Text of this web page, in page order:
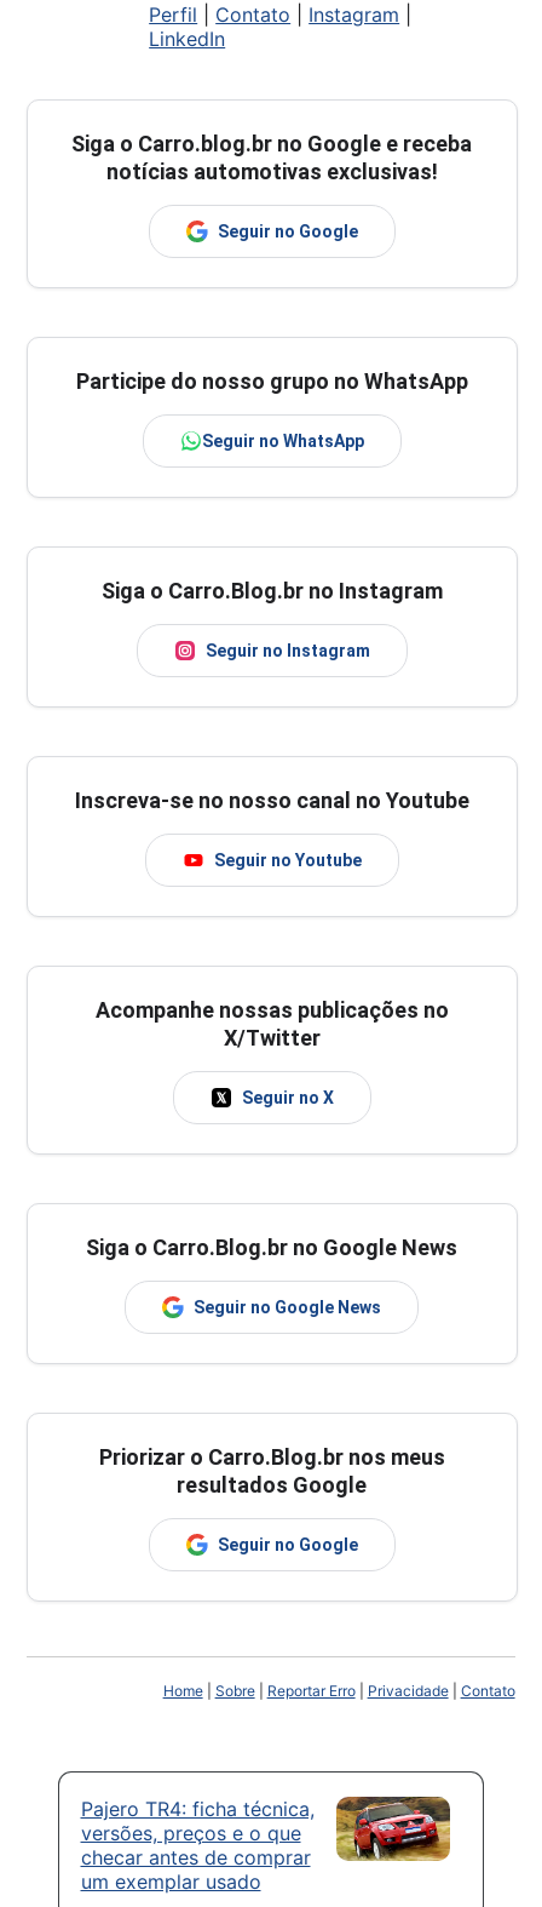
Perfil Contato Instagram
LinkedIn
Siga o Carro.blog.br no Google e receba
notícias automotivas exclusivas!
Seguir no Google
Participe do nosso grupo no WhatsApp
Seguir no WhatsApp
Siga o Carro.Blog.br no Instagram
Seguir no Instagram
Inscreva-se no nosso canal no Youtube
Seguir no Youtube
Acompanhe nossas publicações no
X/Twitter
Seguir no X
Siga o Carro.Blog.br no Google News
Seguir no Google News
Priorizar o Carro.Blog.br nos meus
resultados Google
Seguir no Google
Home| Sobre| Reportar Erro| Privacidade| Contato
Pajero TR4: ficha técnica,
versões, preços e o que
checar antes de comprar
um exemplar usado